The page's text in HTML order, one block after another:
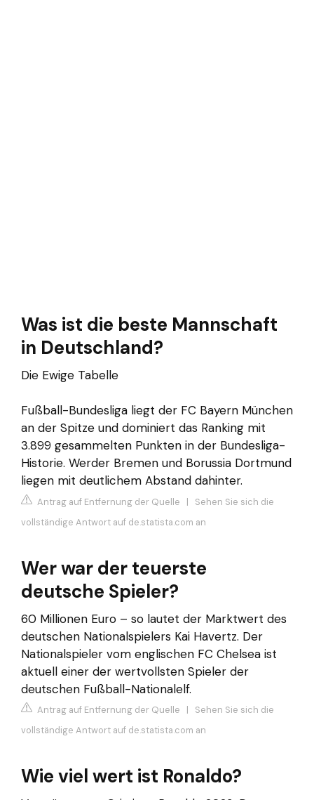
Was ist die beste Mannschaft
in Deutschland?
Die Ewige Tabelle
Fußball-Bundesliga liegt der FC Bayern München
an der Spitze und dominiert das Ranking mit
3.899 gesammelten Punkten in der Bundesliga-
Historie. Werder Bremen und Borussia Dortmund
liegen mit deutlichem Abstand dahinter.
Antrag auf Entfernung der Quelle | Sehen Sie sich die
vollständige Antwort auf de.statista.com an
Wer war der teuerste
deutsche Spieler?
60 Millionen Euro – so lautet der Marktwert des
deutschen Nationalspielers Kai Havertz. Der
Nationalspieler vom englischen FC Chelsea ist
aktuell einer der wertvollsten Spieler der
deutschen Fußball-Nationalelf.
Antrag auf Entfernung der Quelle | Sehen Sie sich die
vollständige Antwort auf de.statista.com an
Wie viel wert ist Ronaldo?